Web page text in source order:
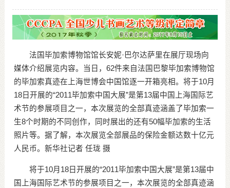
法国毕加索博物馆馆长安妮·巴尔达萨里在展厅现场向
媒体介绍展览内容。当日，62件来自法国巴黎毕加索博物馆
的毕加索真迹在上海世博会中国馆逐一开箱亮相。将于10月
18日开展的“2011毕加索中国大展”是第13届中国上海国际艺
术节的参展项目之一，本次展览的全部真迹涵盖了毕加索一
生8个时期的不同创作，同时展出的还有50幅毕加索的生活
照片等。据了解，本次展览全部展品的保险金额达数十亿元
人民币。新华社记者 任珑 摄
将于10月18日开展的“2011毕加索中国大展”是第13届中
国上海国际艺术节的参展项目之一，本次展览的全部真迹涵